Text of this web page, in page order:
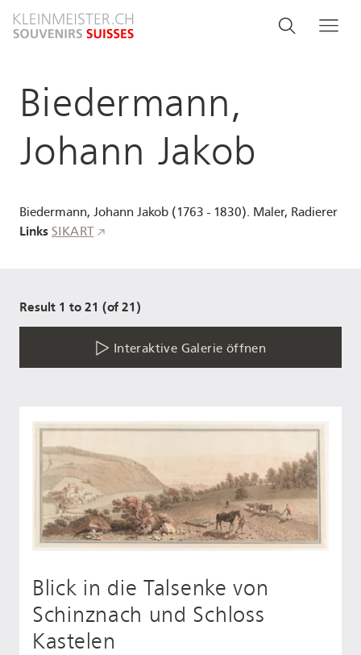
zum
Search
Suche
Biedermann,
Johann Jakob
Biedermann, Johann Jakob (1763 - 1830). Maler, Radierer
Links SIKART
Result 1 to 21 (of 21)
Interaktive Galerie öffnen
Blick in die Talsenke von
Schinznach und Schloss
Kastelen